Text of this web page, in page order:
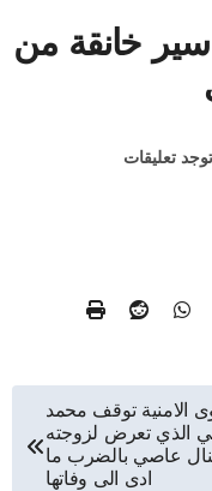
خانقة من
توجد تعليقات
الامنية توقف محمد
الذي تعرض لزوجته
عاصي بالضرب ما
ادى الى وفاتها